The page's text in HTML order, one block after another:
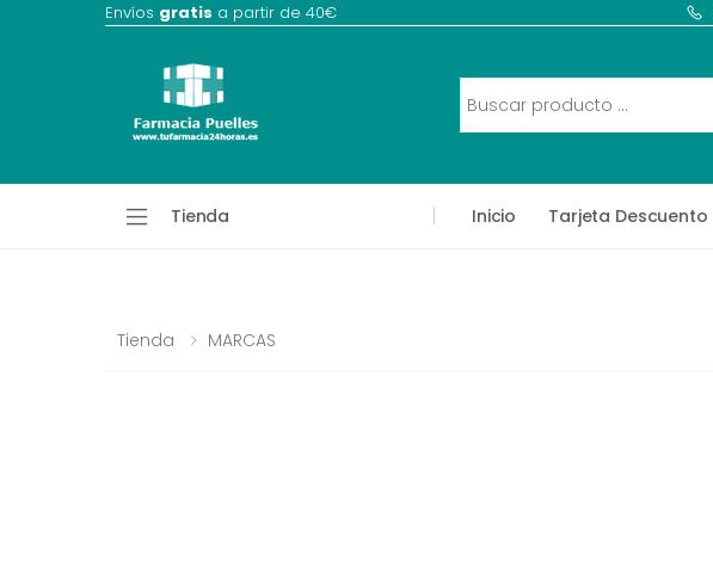
Envíos gratis a partir de 40€
Tienda Inicio Tarjeta Descuento
Tienda MARCAS